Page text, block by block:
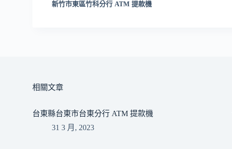
新竹市東區竹科分行 ATM 提款機
相關文章
台東縣台東市台東分行 ATM 提款機
31 3 月, 2023